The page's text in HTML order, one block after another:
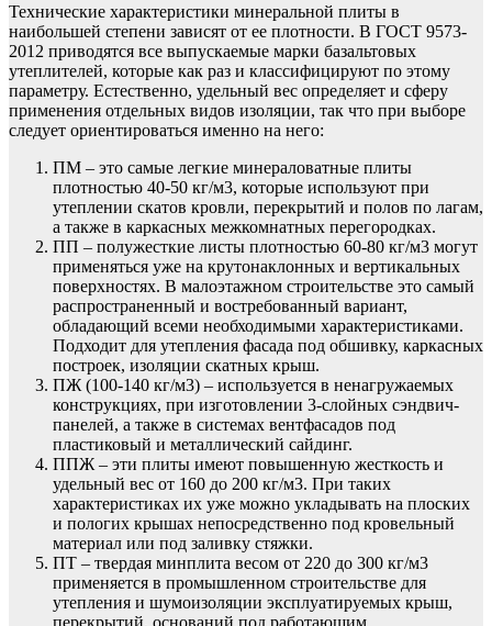
Технические характеристики минеральной плиты в
наибольшей степени зависят от ее плотности. В ГОСТ 9573-
2012 приводятся все выпускаемые марки базальтовых
утеплителей, которые как раз и классифицируют по этому
параметру. Естественно, удельный вес определяет и сферу
применения отдельных видов изоляции, так что при выборе
следует ориентироваться именно на него:
ПМ – это самые легкие минераловатные плиты
плотностью 40-50 кг/м3, которые используют при
утеплении скатов кровли, перекрытий и полов по лагам,
а также в каркасных межкомнатных перегородках.
ПП – полужесткие листы плотностью 60-80 кг/м3 могут
применяться уже на крутонаклонных и вертикальных
поверхностях. В малоэтажном строительстве это самый
распространенный и востребованный вариант,
обладающий всеми необходимыми характеристиками.
Подходит для утепления фасада под обшивку, каркасных
построек, изоляции скатных крыш.
ПЖ (100-140 кг/м3) – используется в ненагружаемых
конструкциях, при изготовлении 3-слойных сэндвич-
панелей, а также в системах вентфасадов под
пластиковый и металлический сайдинг.
ППЖ – эти плиты имеют повышенную жесткость и
удельный вес от 160 до 200 кг/м3. При таких
характеристиках их уже можно укладывать на плоских
и пологих крышах непосредственно под кровельный
материал или под заливку стяжки.
ПТ – твердая минплита весом от 220 до 300 кг/м3
применяется в промышленном строительстве для
утепления и шумоизоляции эксплуатируемых крыш,
перекрытий, оснований под работающим